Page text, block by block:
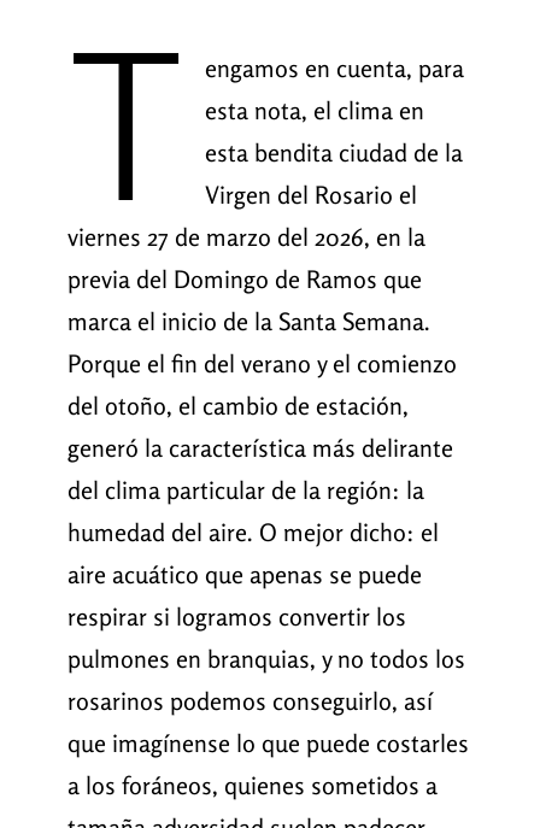
T
engamos en cuenta, para
esta nota, el clima en
esta bendita ciudad de la
Virgen del Rosario el
viernes 27 de marzo del 2026, en la
previa del Domingo de Ramos que
marca el inicio de la Santa Semana.
Porque el fin del verano y el comienzo
del otoño, el cambio de estación,
generó la característica más delirante
del clima particular de la región: la
humedad del aire. O mejor dicho: el
aire acuático que apenas se puede
respirar si logramos convertir los
pulmones en branquias, y no todos los
rosarinos podemos conseguirlo, así
que imagínense lo que puede costarles
a los foráneos, quienes sometidos a